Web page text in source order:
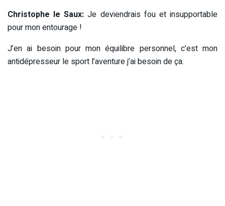
Christophe le Saux: Je deviendrais fou et insupportable
pour mon entourage !
J’en ai besoin pour mon équilibre personnel, c’est mon
antidépresseur le sport l’aventure j’ai besoin de ça.